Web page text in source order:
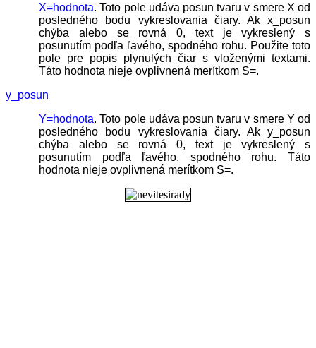
X=hodnota. Toto pole udáva posun tvaru v smere X od
posledného bodu vykreslovania čiary. Ak x_posun
chýba alebo se rovná 0, text je vykreslený s
posunutím podľa ľavého, spodného rohu. Použite toto
pole pre popis plynulých čiar s vloženými textami.
Táto hodnota nieje ovplivnená merítkom S=.
y_posun
Y=hodnota. Toto pole udáva posun tvaru v smere Y od
posledného bodu vykreslovania čiary. Ak y_posun
chýba alebo se rovná 0, text je vykreslený s
posunutím podľa ľavého, spodného rohu. Táto
hodnota nieje ovplivnená merítkom S=.